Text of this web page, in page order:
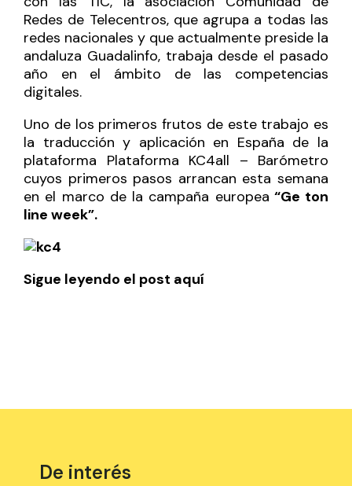
Redes de Telecentros, que agrupa a todas las
redes nacionales y que actualmente preside la
andaluza Guadalinfo, trabaja desde el pasado
año en el ámbito de las competencias
digitales.
Uno de los primeros frutos de este trabajo es
la traducción y aplicación en España de la
plataforma Plataforma KC4all – Barómetro
cuyos primeros pasos arrancan esta semana
en el marco de la campaña europea “Ge ton
line week”.
Sigue leyendo el post aquí
De interés